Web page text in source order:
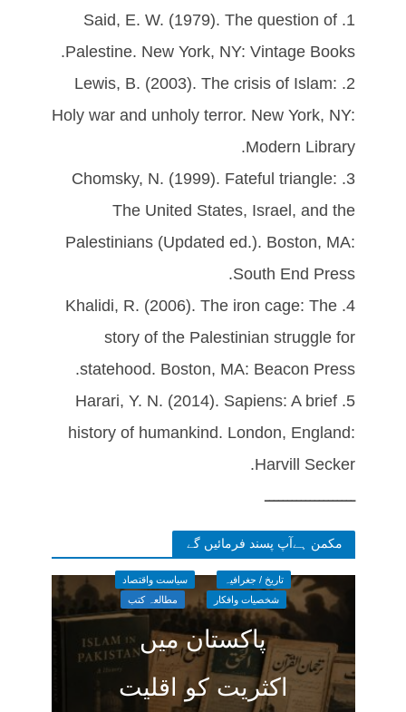
1. Said, E. W. (1979). The question of
Palestine. New York, NY: Vintage Books.
2. Lewis, B. (2003). The crisis of Islam:
Holy war and unholy terror. New York, NY:
Modern Library.
3. Chomsky, N. (1999). Fateful triangle:
The United States, Israel, and the
Palestinians (Updated ed.). Boston, MA:
South End Press.
4. Khalidi, R. (2006). The iron cage: The
story of the Palestinian struggle for
statehood. Boston, MA: Beacon Press.
5. Harari, Y. N. (2014). Sapiens: A brief
history of humankind. London, England:
Harvill Secker.
ــــــــــــــــــــ
مکمن ہےآپ پسند فرمائیں گے
تاریخ / جغرافیہ
سیاست واقتصاد
شخصیات وافکار
مطالعہ کتب
پاکستان میں
اکثریت کو اقلیت